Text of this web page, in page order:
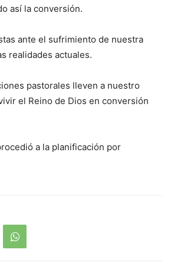
así la conversión.
ante el su­fri­miento de nuestra
realidades actuales.
pastorales lleven a nuestro
el Reino de Dios en conversión
a la planificación por